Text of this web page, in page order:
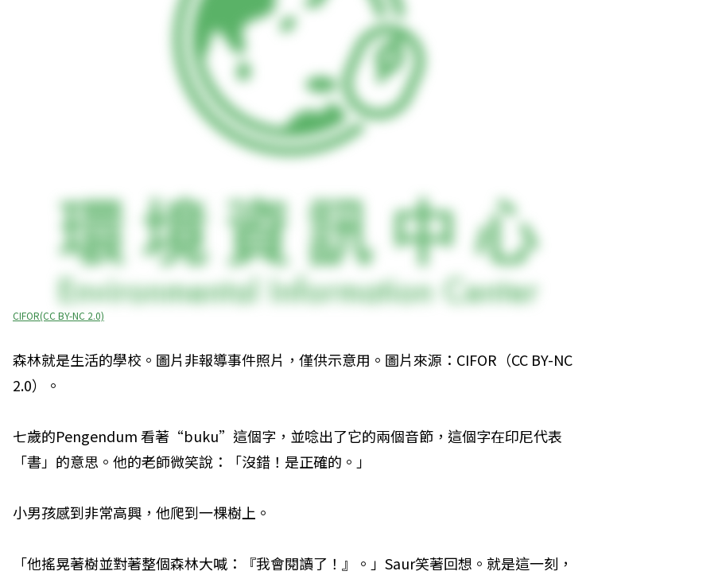
CIFOR(CC BY-NC 2.0)
森林就是生活的學校。圖片非報導事件照片，僅供示意用。圖片來源：CIFOR（CC BY-NC
2.0）。
七歲的Pengendum 看著“buku”這個字，並唸出了它的兩個音節，這個字在印尼代表
「書」的意思。他的老師微笑說：「沒錯！是正確的。」
小男孩感到非常高興，他爬到一棵樹上。
「他搖晃著樹並對著整個森林大喊：『我會閱讀了！』。」Saur笑著回想。就是這一刻，